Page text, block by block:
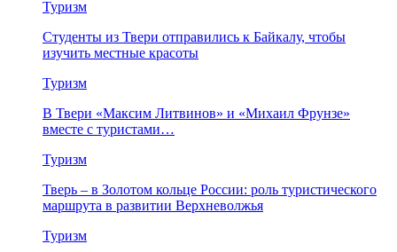
Туризм
Студенты из Твери отправились к Байкалу, чтобы
изучить местные красоты
Туризм
В Твери «Максим Литвинов» и «Михаил Фрунзе»
вместе с туристами…
Туризм
Тверь – в Золотом кольце России: роль туристического
маршрута в развитии Верхневолжья
Туризм